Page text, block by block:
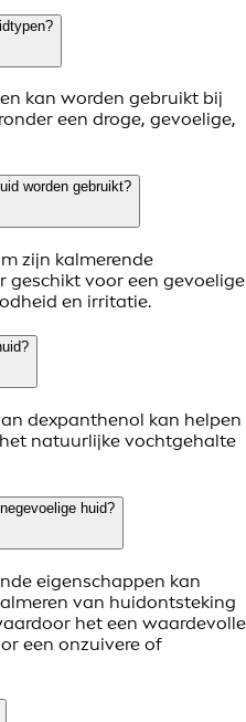
kan worden gebruikt bij
een droge, gevoelige,
worden gebruikt?
zijn kalmerende
geschikt voor een gevoelige
en irritatie.
dexpanthenol kan helpen
natuurlijke vochtgehalte
huid?
eigenschappen kan
van huidontsteking
het een waardevolle
een onzuivere of